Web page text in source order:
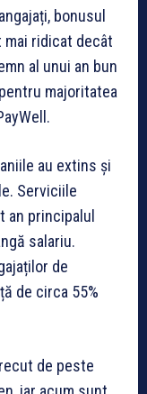
bonusul
ridicat decât
al unui an bun
majoritatea
au extins și
Serviciile
an principalul
salariu.
de
de circa 55%
de peste